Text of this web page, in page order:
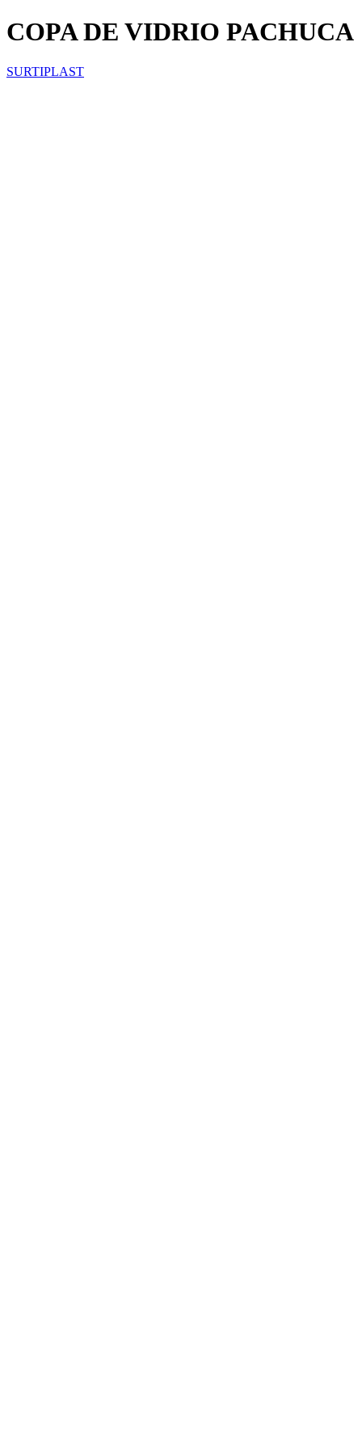
COPA DE VIDRIO PACHUCA
SURTIPLAST